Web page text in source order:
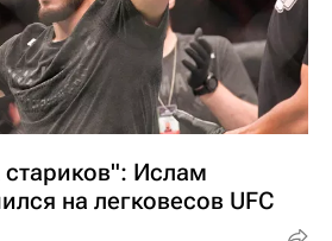
Ислам
на легковесов UFC